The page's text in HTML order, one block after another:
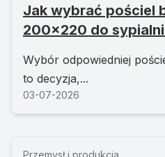
Jak wybrać pościel
200x220 do
Wybór odpowiedniej
to decyzja,...
03-07-2026
Przemysł i produkcja